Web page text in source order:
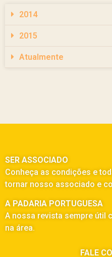
2014
2015
Atualmente
SER ASSOCIADO
Conheça as condições e
tornar nosso associado e
A PADARIA PORTUGUESA
A nossa revista sempre útil
na área.
FALE